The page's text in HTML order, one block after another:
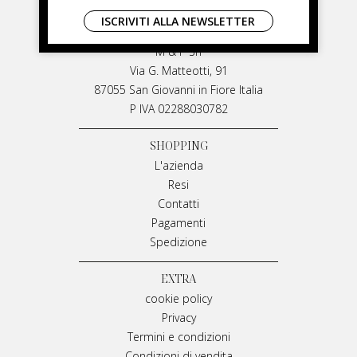
LIVIANA MIRARCHI
M & P Srl
Via G. Matteotti, 91
87055 San Giovanni in Fiore Italia
P IVA 02288030782
SHOPPING
L'azienda
Resi
Contatti
Pagamenti
Spedizione
EXTRA
cookie policy
Privacy
Termini e condizioni
ISCRIVITI ALLA NEWSLETTER